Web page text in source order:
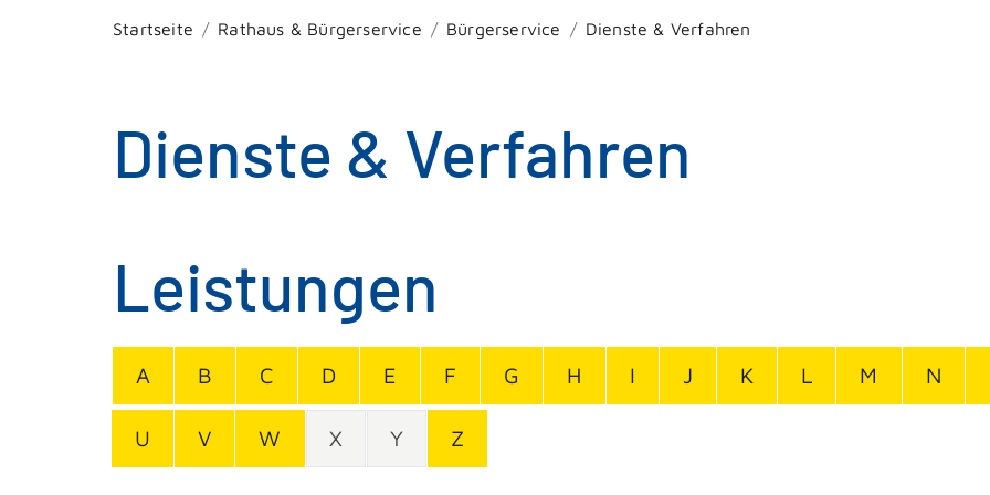
Startseite Rathaus & Bürgerservice Bürgerservice Dienste & Verfahren
Dienste & Verfahren
Leistungen
A B C D E F G H I J K L M N
U V W X Y Z